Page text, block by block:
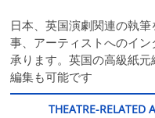
日本、英国演劇関連の執
事、アーティストへのイ
承ります。英国の高級紙
編集も可能です
THEATRE-RELATED